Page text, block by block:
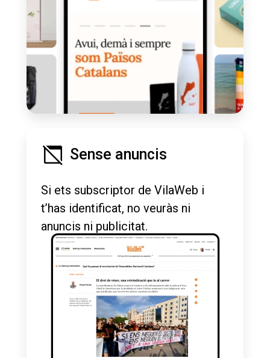
Sense anuncis
Si ets subscriptor de VilaWeb i
t’has identificat, no veuràs ni
anuncis ni publicitat.